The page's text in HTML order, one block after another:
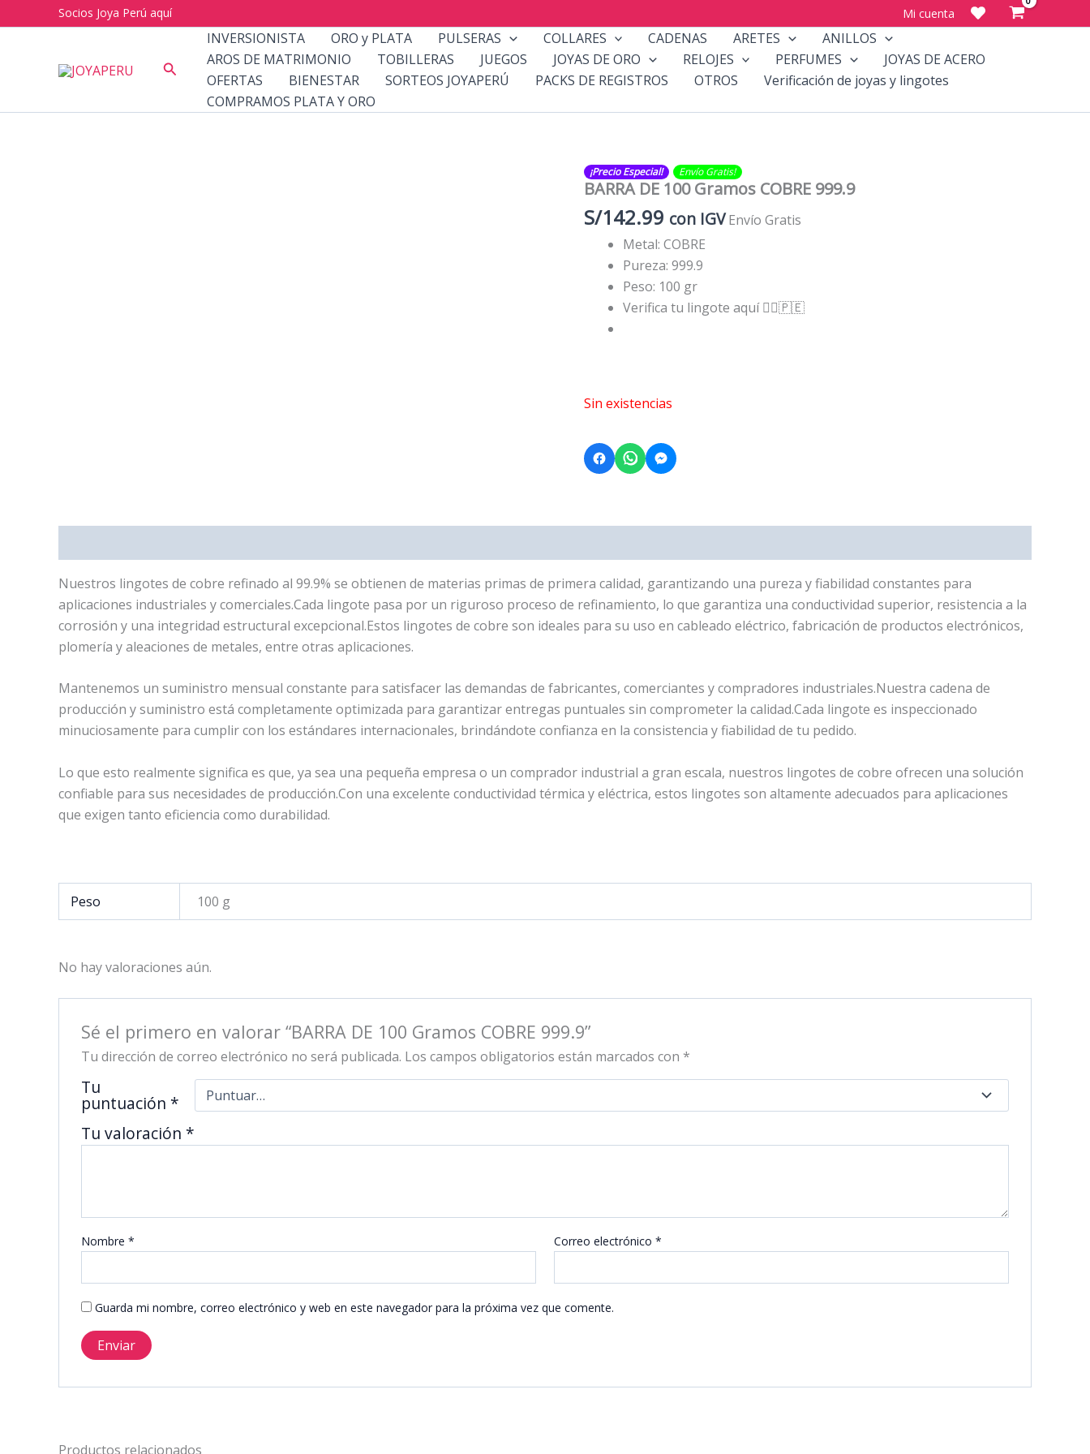
al
Socios Joya Perú aquí Mi cuenta
Buscar
INVERSIONISTA ORO y PLATA PULSERAS COLLARES CADENAS ARETES
ANILLOS
AROS DE MATRIMONIO
TOBILLERAS JUEGOS JOYAS DE ORO RELOJES PERFUMES
JOYAS DE ACERO
OFERTAS
BIENESTAR SORTEOS JOYAPERÚ PACKS DE REGISTROS OTROS
Verificación de joyas y lingotes
COMPRAMOS PLATA Y ORO
¡Precio Especial! Envío Gratis​​​!
BARRA DE 100 Gramos COBRE 999.9
S/142.99 con IGV Envío Gratis
Metal: COBRE
Pureza: 999.9
Peso: 100 gr
Verifica tu lingote aquí👇🏻🇵🇪
Sin existencias
Nuestros lingotes de cobre refinado al 99.9% se obtienen de materias primas de primera calidad, garantizando una pureza y fiabilidad constantes para
aplicaciones industriales y comerciales.Cada lingote pasa por un riguroso proceso de refinamiento, lo que garantiza una conductividad superior, resistencia a la
corrosión y una integridad estructural excepcional.Estos lingotes de cobre son ideales para su uso en cableado eléctrico, fabricación de productos electrónicos,
plomería y aleaciones de metales, entre otras aplicaciones.
Mantenemos un suministro mensual constante para satisfacer las demandas de fabricantes, comerciantes y compradores industriales.Nuestra cadena de
producción y suministro está completamente optimizada para garantizar entregas puntuales sin comprometer la calidad.Cada lingote es inspeccionado
minuciosamente para cumplir con los estándares internacionales, brindándote confianza en la consistencia y fiabilidad de tu pedido.
Lo que esto realmente significa es que, ya sea una pequeña empresa o un comprador industrial a gran escala, nuestros lingotes de cobre ofrecen una solución
confiable para sus necesidades de producción.Con una excelente conductividad térmica y eléctrica, estos lingotes son altamente adecuados para aplicaciones
que exigen tanto eficiencia como durabilidad.
Peso 100 g
No hay valoraciones aún.
Sé el primero en valorar “BARRA DE 100 Gramos COBRE 999.9”
Tu dirección de correo electrónico no será publicada. Los campos obligatorios están marcados con *
Tu
puntuación *
Tu valoración *
Nombre * Correo electrónico*
Guarda mi nombre, correo electrónico y web en este navegador para la próxima vez que comente.
Productos relacionados